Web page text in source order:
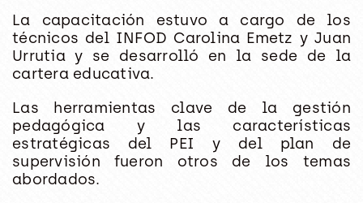
La capacitación estuvo a cargo de los
técnicos del INFOD Carolina Emetz y Juan
Urrutia y se desarrolló en la sede de la
cartera educativa.
Las herramientas clave de la gestión
pedagógica y las características
estratégicas del PEI y del plan de
supervisión fueron otros de los temas
abordados.